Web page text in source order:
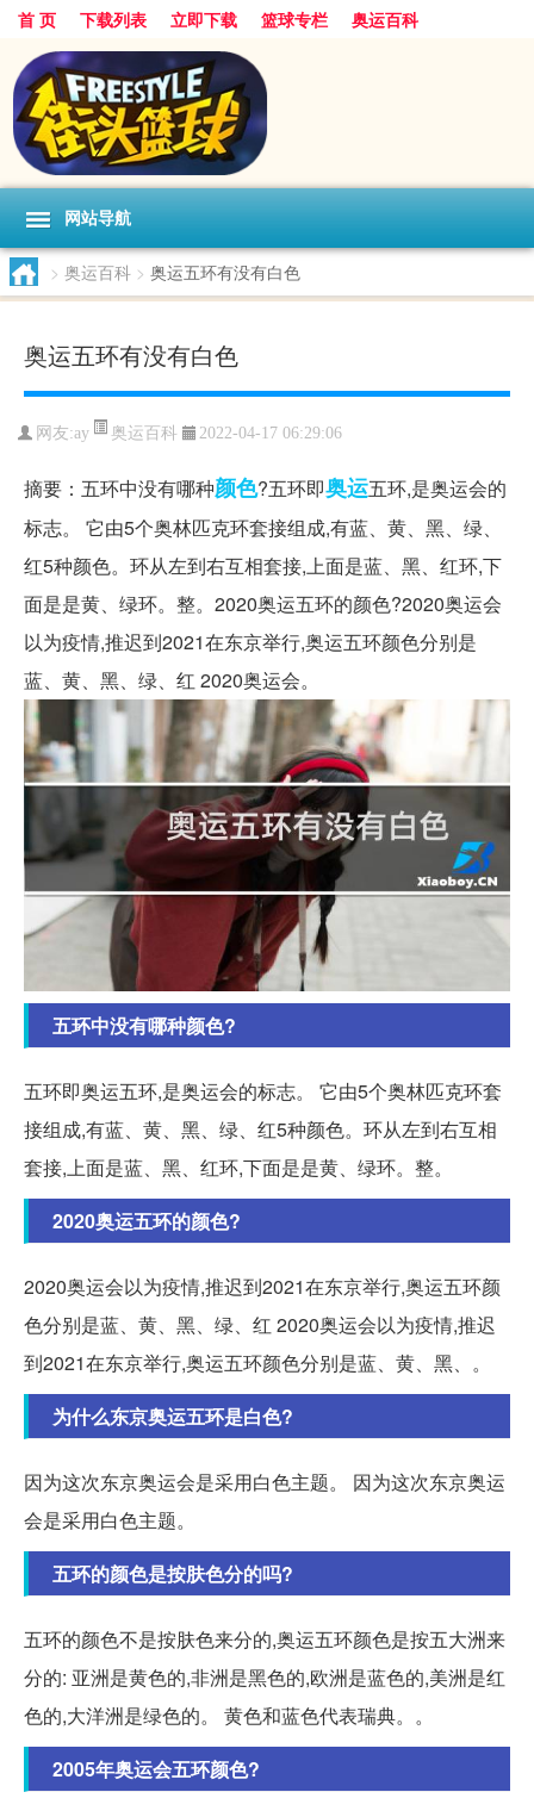
首 页 下载列表 立即下载 篮球专栏 奥运百科
网站导航
> 奥运百科 > 奥运五环有没有白色
奥运五环有没有白色
网友:ay 奥运百科 2022-04-17 06:29:06
摘要：五环中没有哪种颜色?五环即奥运五环,是奥运会的
标志。 它由5个奥林匹克环套接组成,有蓝、黄、黑、绿、
红5种颜色。环从左到右互相套接,上面是蓝、黑、红环,下
面是是黄、绿环。整。2020奥运五环的颜色?2020奥运会
以为疫情,推迟到2021在东京举行,奥运五环颜色分别是
蓝、黄、黑、绿、红 2020奥运会。
五环中没有哪种颜色?
五环即奥运五环,是奥运会的标志。 它由5个奥林匹克环套
接组成,有蓝、黄、黑、绿、红5种颜色。环从左到右互相
套接,上面是蓝、黑、红环,下面是是黄、绿环。整。
2020奥运五环的颜色?
2020奥运会以为疫情,推迟到2021在东京举行,奥运五环颜
色分别是蓝、黄、黑、绿、红 2020奥运会以为疫情,推迟
到2021在东京举行,奥运五环颜色分别是蓝、黄、黑、。
为什么东京奥运五环是白色?
因为这次东京奥运会是采用白色主题。 因为这次东京奥运
会是采用白色主题。
五环的颜色是按肤色分的吗?
五环的颜色不是按肤色来分的,奥运五环颜色是按五大洲来
分的: 亚洲是黄色的,非洲是黑色的,欧洲是蓝色的,美洲是红
色的,大洋洲是绿色的。 黄色和蓝色代表瑞典。。
2005年奥运会五环颜色?